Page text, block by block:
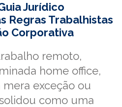
Jurídico
Regras Trabalhistas
Corporativa
remoto,
home office,
exceção ou
como uma